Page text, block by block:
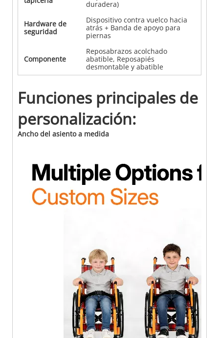
duradera)
Hardware de
seguridad
Dispositivo contra vuelco hacia
atrás + Banda de apoyo para
piernas
Componente
Reposabrazos acolchado
abatible, Reposapiés
desmontable y abatible
Funciones principales de
personalización:
Ancho del asiento a medida